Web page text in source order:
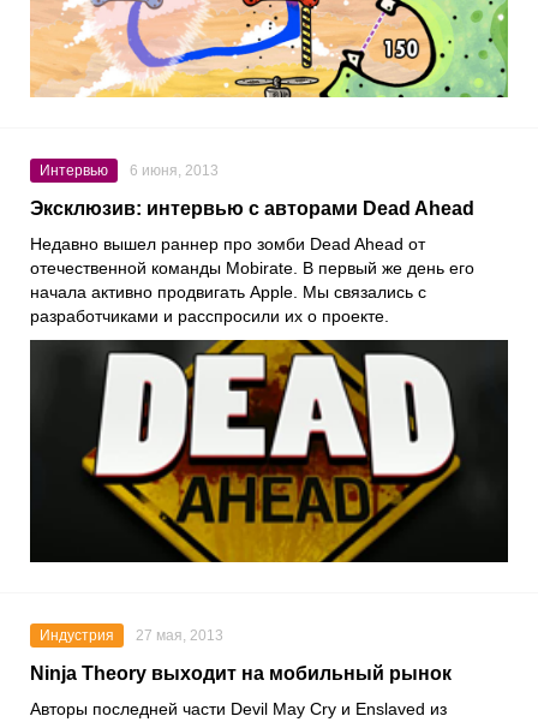
Интервью 6 июня, 2013
Эксклюзив: интервью с авторами Dead Ahead
Недавно вышел раннер про зомби Dead Ahead от
отечественной команды Mobirate. В первый же день его
начала активно продвигать Apple. Мы связались с
разработчиками и расспросили их о проекте.
Индустрия 27 мая, 2013
Ninja Theory выходит на мобильный рынок
Авторы последней части Devil May Cry и Enslaved из